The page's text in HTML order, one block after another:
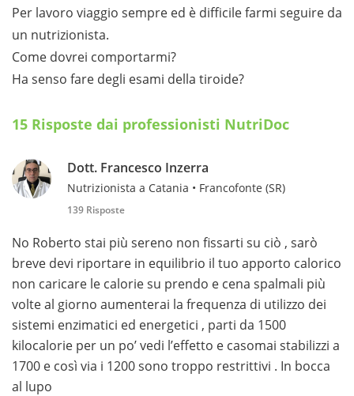
Per lavoro viaggio sempre ed è difficile farmi seguire da
un nutrizionista.
Come dovrei comportarmi?
Ha senso fare degli esami della tiroide?
15 Risposte dai professionisti NutriDoc
Dott. Francesco Inzerra
Nutrizionista a Catania • Francofonte (SR)
139 Risposte
No Roberto stai più sereno non fissarti su ciò , sarò
breve devi riportare in equilibrio il tuo apporto calorico
non caricare le calorie su prendo e cena spalmali più
volte al giorno aumenterai la frequenza di utilizzo dei
sistemi enzimatici ed energetici , parti da 1500
kilocalorie per un po’ vedi l’effetto e casomai stabilizzi a
1700 e così via i 1200 sono troppo restrittivi . In bocca
al lupo